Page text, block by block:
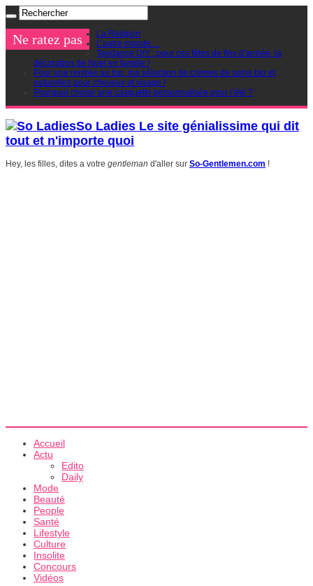
Ne ratez pas
La Religion
L’autre monde…
Tendance DIY : pour ces fêtes de fins d’année, la
décoration de Noel en famille !
Pour une rentrée au top, ma sélection de crèmes de soins bio et
naturelles pour cheveux et visage !
Pourquoi choisir une casquette personnalisée pour l’été ?
So Ladies Le site génialissime qui dit
tout et n'importe quoi
Hey, les filles, dites a votre gentleman d'aller sur So-Gentlemen.com !
Accueil
Actu
Edito
Daily
Mode
Beauté
People
Santé
Lifestyle
Culture
Insolite
Concours
Vidéos